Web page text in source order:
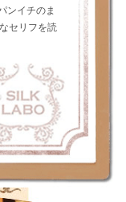
ンイチのま
セリフを読